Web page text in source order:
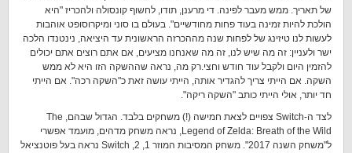
של תאריך. ממש מעבר לפינה. די מרענן, תודו, לחשוף קונסולה ולהכריז "היא
הולכת להיות זמינה בעוד פחות מחודשיים". בעולם בו סוני ומיקרוסופט אוהבות
לעשות לנו טיזינג של לפחות שנה מההכרזה הראשונית עד היציאה, נינטנדו הלכה
ישר ולעניין: זה מה שיש לנו, זה מה שאנחנו מציעים, אם אתם רוצים אתם יכולים
להזמין היום ולקבל עוד חודש וחצי.רק מה, נראה שההשקה הזו היא לא ממש
השקה. אם הייתי צריך להגדיר אותה, הייתי עושה זאת כ"השקה רכה". אם הייתי
חד יותר, אולי הייתי כותב "השקה ריקה".
לצד ה-Switch צפויים לצאת חמישה (!) משחקים בלבד. הגדול שבהם, The
Legend of Zelda: Breath of the Wild, נראה משחק מדהים, מועמד אפשרי
ל"משחק השנה 2017". משחק המסיבות המוזר 1, 2, Switch נראה בעל פוטנציאל